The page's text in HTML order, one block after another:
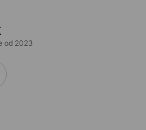
od 2023